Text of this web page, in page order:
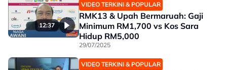
12:37
VIDEO TERKINI & POPULAR
RMK13 & Upah Bermaruah: Gaji
Minimum RM1,700 vs Kos Sara
Hidup RM5,000
29/07/2025
VIDEO TERKINI & POPULAR